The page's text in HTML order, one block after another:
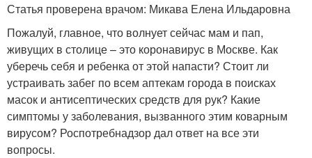
Статья проверена врачом: Микава Елена Ильдаровна
Пожалуй, главное, что волнует сейчас мам и пап,
живущих в столице – это коронавирус в Москве. Как
уберечь себя и ребенка от этой напасти? Стоит ли
устраивать забег по всем аптекам города в поисках
масок и антисептических средств для рук? Какие
симптомы у заболевания, вызванного этим коварным
вирусом? Роспотребнадзор дал ответ на все эти
вопросы.